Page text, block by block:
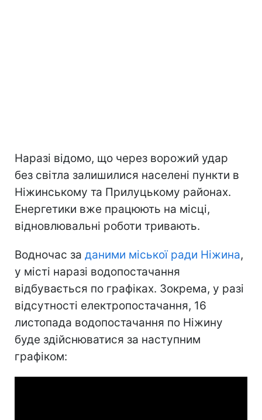
Наразі відомо, що через ворожий удар
без світла залишилися населені пункти в
Ніжинському та Прилуцькому районах.
Енергетики вже працюють на місці,
відновлювальні роботи тривають.
Водночас за даними міської ради Ніжина,
у місті наразі водопостачання
відбувається по графіках. Зокрема, у разі
відсутності електропостачання, 16
листопада водопостачання по Ніжину
буде здійснюватися за наступним
графіком: